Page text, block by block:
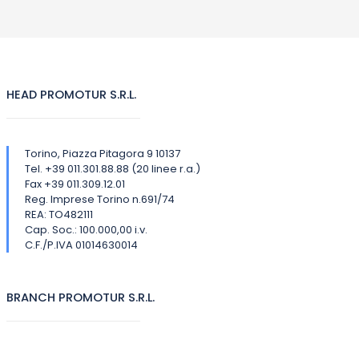
HEAD PROMOTUR S.R.L.
Torino, Piazza Pitagora 9 10137
Tel. +39 011.301.88.88 (20 linee r.a.)
Fax +39 011.309.12.01
Reg. Imprese Torino n.691/74
REA: TO482111
Cap. Soc.: 100.000,00 i.v.
C.F./P.IVA 01014630014
BRANCH PROMOTUR S.R.L.